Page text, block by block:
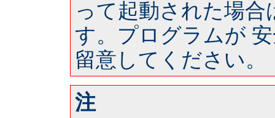
って起動された場合
す。プログラムが
留意してください。
注